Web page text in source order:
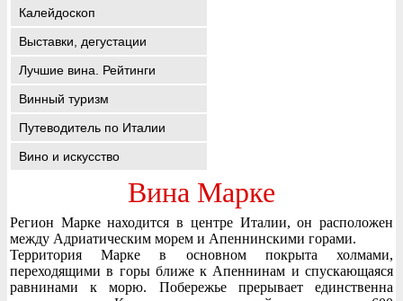
Калейдоскоп
Выставки, дегустации
Лучшие вина. Рейтинги
Винный туризм
Путеводитель по Италии
Вино и искусство
Вина Марке
Регион Марке находится в центре Италии, он расположен
между Адриатическим морем и Апеннинскими горами.
Территория Марке в основном покрыта холмами,
переходящими в горы ближе к Апеннинам и спускающаяся
равнинами к морю. Побережье прерывает единственна